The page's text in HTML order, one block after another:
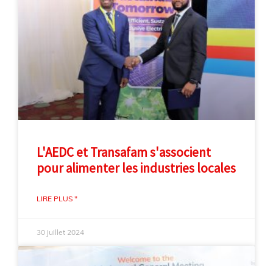
L'AEDC et Transafam s'associent
pour alimenter les industries locales
LIRE PLUS "
30 juillet 2024